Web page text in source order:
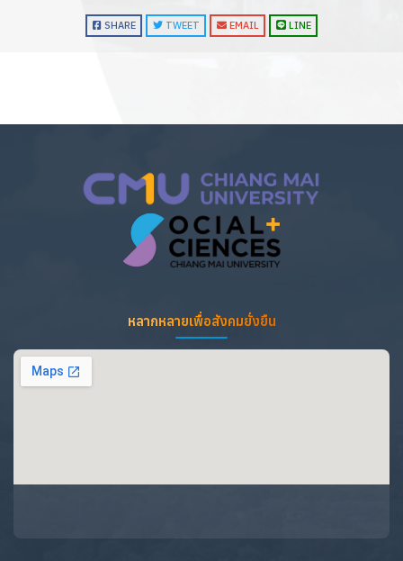
SHARE TWEET EMAIL LINE
หลากหลายเพื่อสังคมยั่งยืน